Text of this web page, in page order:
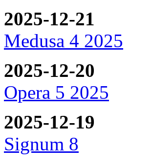
2025-12-21
Medusa 4 2025
2025-12-20
Opera 5 2025
2025-12-19
Signum 8